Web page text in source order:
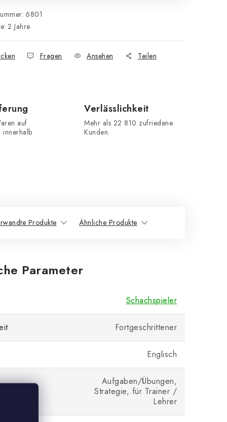
6801
: 2 Jahre
Fragen Ansehen Teilen
auf
Verlässlichkeit
Mehr als 22 810 zufriedene
Kunden.
Produkte Ähnliche Produkte
Parameter
Schachspieler
Fortgeschrittener
Englisch
Aufgaben/Übungen,
Strategie, für Trainer /
Lehrer